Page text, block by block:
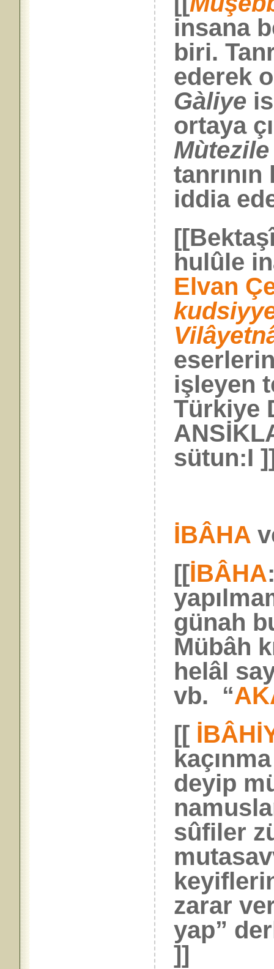
insana
biri.
ederek
Gàliye
ortaya
Mùtezile
iddia
hulûle
Elvan
işleyen
Türkiye
sütun:I
İBÂHA
[[İBÂHA
günah
Mübâh
helâl
vb. “
[[
deyip
sûfiler
zarar
yap”
]]